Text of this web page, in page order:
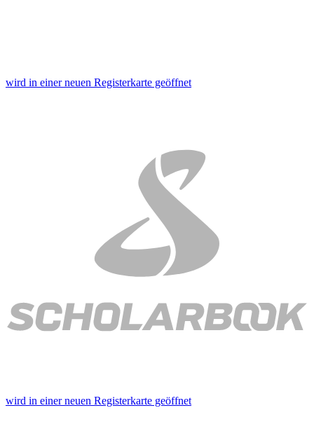
wird in einer neuen Registerkarte geöffnet
wird in einer neuen Registerkarte geöffnet